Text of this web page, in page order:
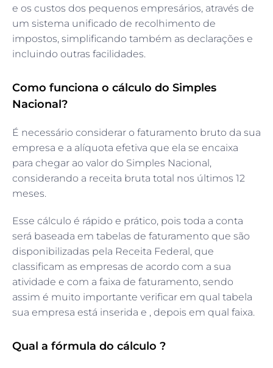
e os custos dos pequenos empresários, através de
um sistema unificado de recolhimento de
impostos, simplificando também as declarações e
incluindo outras facilidades.
Como funciona o cálculo do Simples
Nacional?
É necessário considerar o faturamento bruto da sua
empresa e a alíquota efetiva que ela se encaixa
para chegar ao valor do Simples Nacional,
considerando a receita bruta total nos últimos 12
meses.
Esse cálculo é rápido e prático, pois toda a conta
será baseada em tabelas de faturamento que são
disponibilizadas pela Receita Federal, que
classificam as empresas de acordo com a sua
atividade e com a faixa de faturamento, sendo
assim é muito importante verificar em qual tabela
sua empresa está inserida e , depois em qual faixa.
Qual a fórmula do cálculo ?